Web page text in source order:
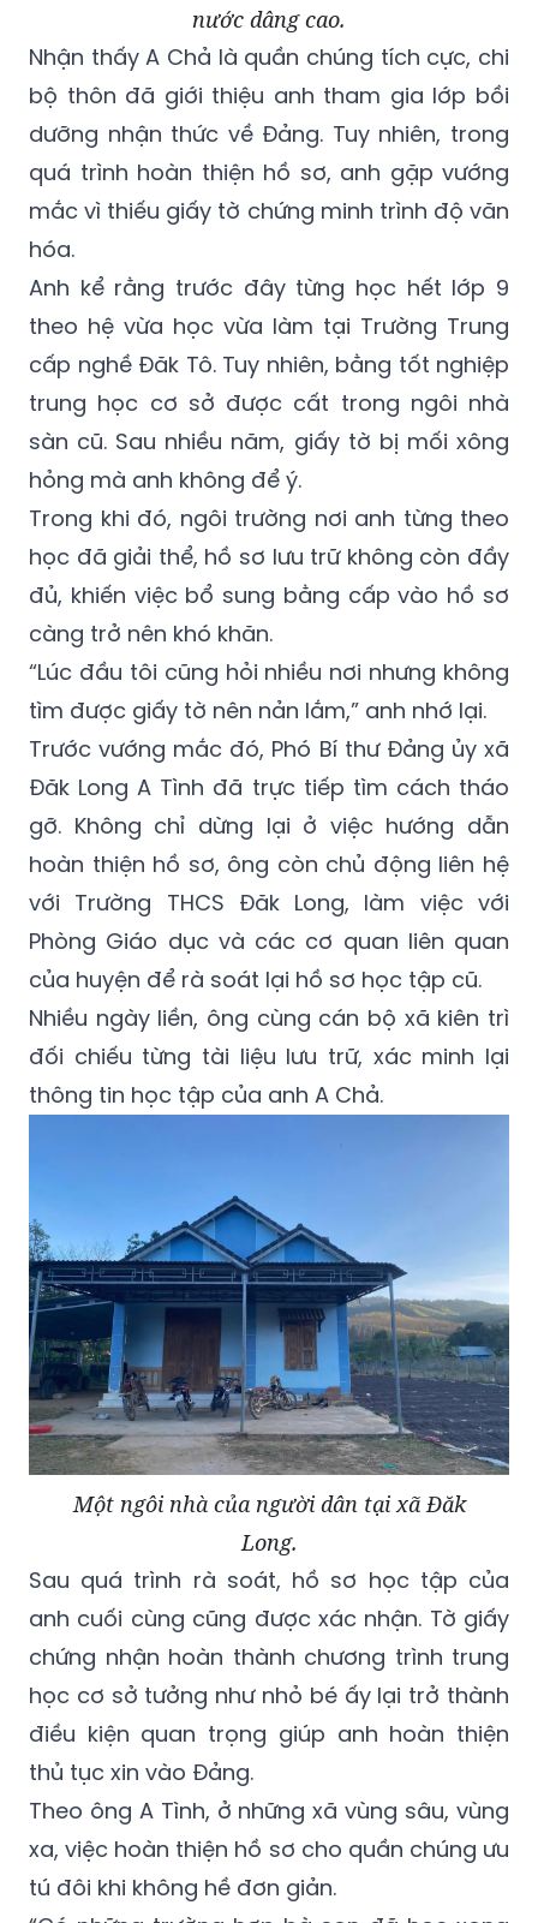
nước dâng cao.
Nhận thấy A Chả là quần chúng tích cực, chi
bộ thôn đã giới thiệu anh tham gia lớp bồi
dưỡng nhận thức về Đảng. Tuy nhiên, trong
quá trình hoàn thiện hồ sơ, anh gặp vướng
mắc vì thiếu giấy tờ chứng minh trình độ văn
hóa.
Anh kể rằng trước đây từng học hết lớp 9
theo hệ vừa học vừa làm tại Trường Trung
cấp nghề Đăk Tô. Tuy nhiên, bằng tốt nghiệp
trung học cơ sở được cất trong ngôi nhà
sàn cũ. Sau nhiều năm, giấy tờ bị mối xông
hỏng mà anh không để ý.
Trong khi đó, ngôi trường nơi anh từng theo
học đã giải thể, hồ sơ lưu trữ không còn đầy
đủ, khiến việc bổ sung bằng cấp vào hồ sơ
càng trở nên khó khăn.
“Lúc đầu tôi cũng hỏi nhiều nơi nhưng không
tìm được giấy tờ nên nản lắm,” anh nhớ lại.
Trước vướng mắc đó, Phó Bí thư Đảng ủy xã
Đăk Long A Tình đã trực tiếp tìm cách tháo
gỡ. Không chỉ dừng lại ở việc hướng dẫn
hoàn thiện hồ sơ, ông còn chủ động liên hệ
với Trường THCS Đăk Long, làm việc với
Phòng Giáo dục và các cơ quan liên quan
của huyện để rà soát lại hồ sơ học tập cũ.
Nhiều ngày liền, ông cùng cán bộ xã kiên trì
đối chiếu từng tài liệu lưu trữ, xác minh lại
thông tin học tập của anh A Chả.
Một ngôi nhà của người dân tại xã Đăk
Long.
Sau quá trình rà soát, hồ sơ học tập của
anh cuối cùng cũng được xác nhận. Tờ giấy
chứng nhận hoàn thành chương trình trung
học cơ sở tưởng như nhỏ bé ấy lại trở thành
điều kiện quan trọng giúp anh hoàn thiện
thủ tục xin vào Đảng.
Theo ông A Tình, ở những xã vùng sâu, vùng
xa, việc hoàn thiện hồ sơ cho quần chúng ưu
tú đôi khi không hề đơn giản.